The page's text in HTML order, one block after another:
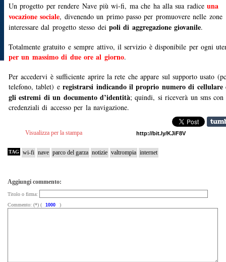
Un progetto per rendere Nave più wi-fi, ma che ha alla sua radiceuna
vocazione sociale, divenendo un primo passo per promuovere nelle zone
interessare dal progetto stesso dei poli di aggregazione giovanile.
Totalmente gratuito e sempre attivo, il servizio è disponibile per ogni
per un massimo di due ore al giorno.
Per accedervi è sufficiente aprire la rete che appare sul supporto usato
telefono, tablet) eregistrarsi indicando il proprio numero di cellulare
gli estremi di un documento d’identità; quindi, si riceverà un sms con
credenziali di accesso per la navigazione.
Visualizza per la stampa
TAG wi-fi nave parco del garza notizie valtrompia internet
Aggiungi commento:
Titolo o firma:
Commento: (*) (
)